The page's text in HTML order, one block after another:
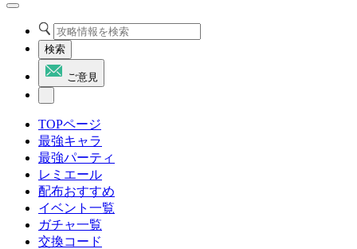
検索
ご意見
TOPページ
最強キャラ
最強パーティ
レミエール
配布おすすめ
イベント一覧
ガチャ一覧
交換コード